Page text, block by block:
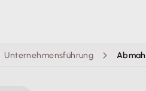
Unternehmensführung